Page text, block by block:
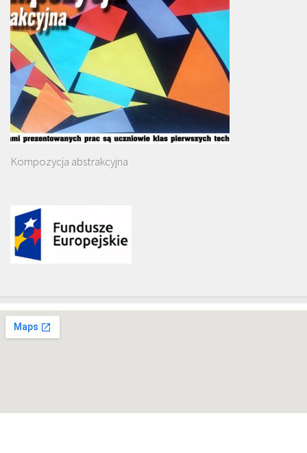
Kompozycja abstrakcyjna